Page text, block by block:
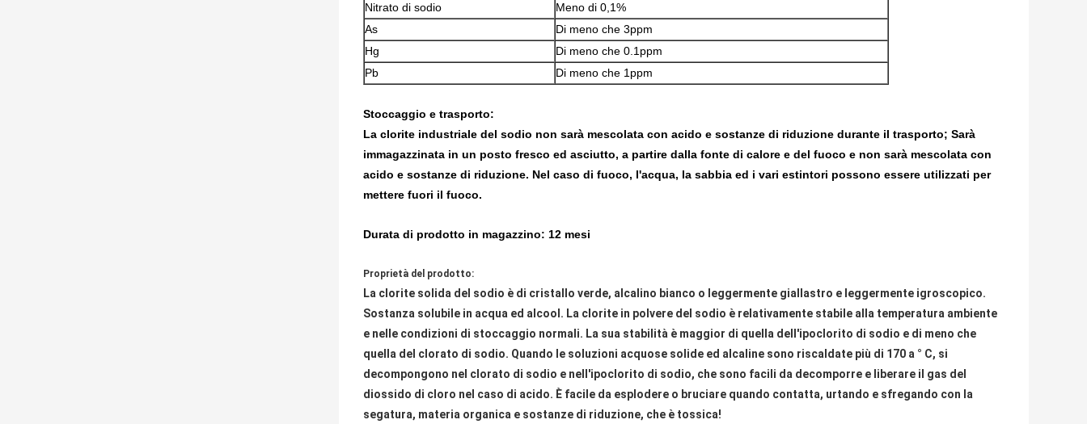
Nitrato di sodio
Meno di 0,1%
As
Di meno che 3ppm
Hg
Di meno che 0.1ppm
Pb
Di meno che 1ppm
Stoccaggio e trasporto:
La clorite industriale del sodio non sarà mescolata con acido e sostanze di riduzione durante il trasporto; Sarà
immagazzinata in un posto fresco ed asciutto, a partire dalla fonte di calore e del fuoco e non sarà mescolata con
acido e sostanze di riduzione. Nel caso di fuoco, l'acqua, la sabbia ed i vari estintori possono essere utilizzati per
mettere fuori il fuoco.
Durata di prodotto in magazzino: 12 mesi
Proprietà del prodotto:
La clorite solida del sodio è di cristallo verde, alcalino bianco o leggermente giallastro e leggermente igroscopico.
Sostanza solubile in acqua ed alcool. La clorite in polvere del sodio è relativamente stabile alla temperatura ambiente
e nelle condizioni di stoccaggio normali. La sua stabilità è maggior di quella dell'ipoclorito di sodio e di meno che
quella del clorato di sodio. Quando le soluzioni acquose solide ed alcaline sono riscaldate più di 170 a ° C, si
decompongono nel clorato di sodio e nell'ipoclorito di sodio, che sono facili da decomporre e liberare il gas del
diossido di cloro nel caso di acido. È facile da esplodere o bruciare quando contatta, urtando e sfregando con la
segatura, materia organica e sostanze di riduzione, che è tossica!